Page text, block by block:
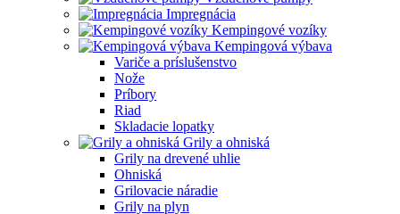
Impregnácia
Kempingové vozíky
Kempingová výbava
Variče a príslušenstvo
Nože
Príbory
Riad
Skladacie lopatky
Grily a ohniská
Grily na drevené uhlie
Ohniská
Grilovacie náradie
Grily na plyn